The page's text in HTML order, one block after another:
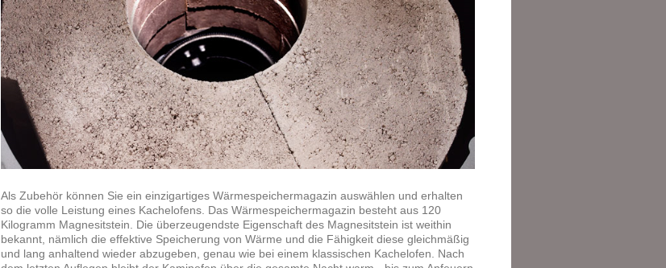
Als Zubehör können Sie ein einzigartiges Wärmespeichermagazin auswählen und erhalten
so die volle Leistung eines Kachelofens. Das Wärmespeichermagazin besteht aus 120
Kilogramm Magnesitstein. Die überzeugendste Eigenschaft des Magnesitstein ist weithin
bekannt, nämlich die effektive Speicherung von Wärme und die Fähigkeit diese gleichmäßig
und lang anhaltend wieder abzugeben, genau wie bei einem klassischen Kachelofen. Nach